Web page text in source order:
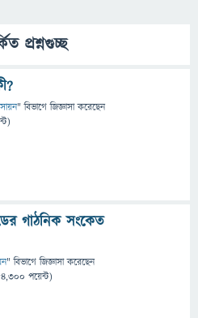
প্রশ্নগুচ্ছ
" বিভাগে জিজ্ঞাসাকরেছেন
গাঠনিক সংকেত
" বিভাগে জিজ্ঞাসাকরেছেন
পয়েন্ট)